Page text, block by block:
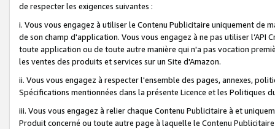
de respecter les exigences suivantes :
i. Vous vous engagez à utiliser le Contenu Publicitaire uniquement de
de son champ d'application. Vous vous engagez à ne pas utiliser l’API
toute application ou de toute autre manière qui n'a pas vocation
les ventes des produits et services sur un Site d'Amazon.
ii. Vous vous engagez à respecter l'ensemble des pages, annexes,
Spécifications mentionnées dans la présente Licence et les Politiques
iii. Vous vous engagez à relier chaque Contenu Publicitaire à et
Produit concerné ou toute autre page à laquelle le Contenu